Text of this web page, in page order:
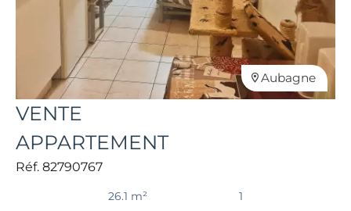
Aubagne
VENTE
APPARTEMENT
Réf. 82790767
26.1 m² 1